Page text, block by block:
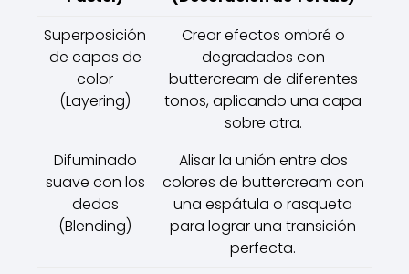
Superposición
de capas de
color
(Layering)
Crear efectos ombré o
degradados con
buttercream de diferentes
tonos, aplicando una capa
sobre otra.
Difuminado
suave con los
dedos
(Blending)
Alisar la unión entre dos
colores de buttercream con
una espátula o rasqueta
para lograr una transición
perfecta.